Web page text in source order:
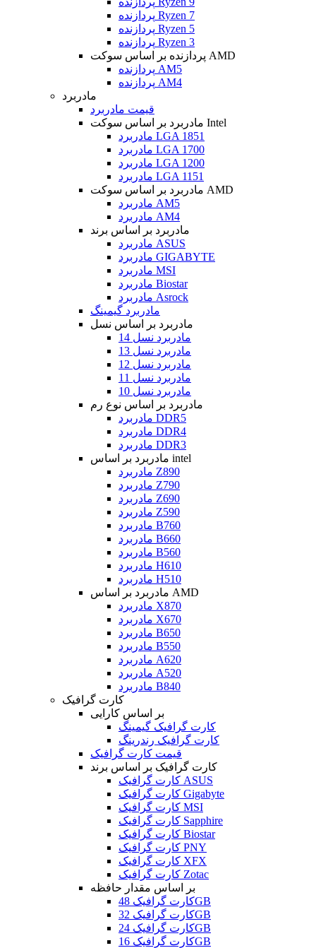
پردازنده Ryzen 7
پردازنده Ryzen 5
پردازنده Ryzen 3
پردازنده بر اساس سوکت AMD
پردازنده AM5
پردازنده AM4
مادربرد
قیمت مادربرد
مادربرد بر اساس سوکت Intel
مادربرد LGA 1851
مادربرد LGA 1700
مادربرد LGA 1200
مادربرد LGA 1151
مادربرد بر اساس سوکت AMD
مادربرد AM5
مادربرد AM4
مادربرد بر اساس برند
مادربرد ASUS
مادربرد GIGABYTE
مادربرد MSI
مادربرد Biostar
مادربرد Asrock
مادربرد گیمینگ
مادربرد بر اساس نسل
مادربرد نسل 14
مادربرد نسل 13
مادربرد نسل 12
مادربرد نسل 11
مادربرد نسل 10
مادربرد بر اساس نوع رم
مادربرد DDR5
مادربرد DDR4
مادربرد DDR3
مادربرد بر اساس intel
مادربرد Z890
مادربرد Z790
مادربرد Z690
مادربرد Z590
مادربرد B760
مادربرد B660
مادربرد B560
مادربرد H610
مادربرد H510
مادربرد بر اساس AMD
مادربرد X870
مادربرد X670
مادربرد B650
مادربرد B550
مادربرد A620
مادربرد A520
مادربرد B840
کارت گرافیک
بر اساس کارایی
کارت گرافیک گیمینگ
کارت گرافیک رندرینگ
قیمت کارت گرافیک
کارت گرافیک بر اساس برند
کارت گرافیک ASUS
کارت گرافیک Gigabyte
کارت گرافیک MSI
کارت گرافیک Sapphire
کارت گرافیک Biostar
کارت گرافیک PNY
کارت گرافیک XFX
کارت گرافیک Zotac
بر اساس مقدار حافظه
کارت گرافیک 48GB
کارت گرافیک 32GB
کارت گرافیک 24GB
کارت گرافیک 16GB